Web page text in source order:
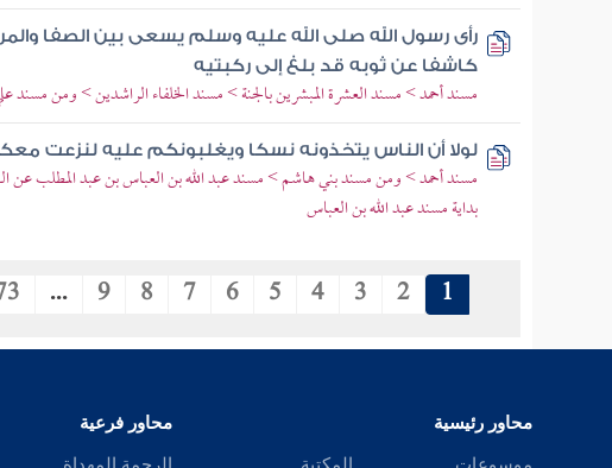
رأى رسول الله صلى الله عليه وسلم يسعى بين الصفا
كاشفا عن ثوبه قد بلغ إلى ركبتيه
مسند أحمد > مسند العشرة المبشرين بالجنة > مسند الخلفاء الراشدين > ومن مسند
لولا أن الناس يتخذونه نسكا ويغلبونكم عليه لنزعت
مسند أحمد > ومن مسند بني هاشم > مسند عبد الله بن العباس بن عبد المطلب عن
بداية مسند عبد الله بن العباس
1
2
3
4
5
6
7
8
9
...
محاور رئيسية محاور فرعية